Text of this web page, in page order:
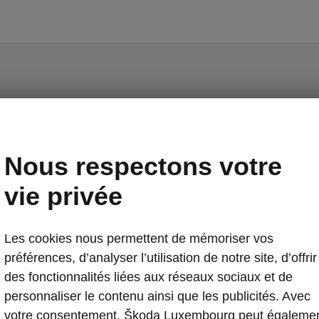
d’antivol
arrière électrique avec pédale virtuelle
du coffre dans l’habillage du hayon, 2 lampes
conducteur et passager avant réglables électriquement
Nous respectons votre
vie privée
Les cookies nous permettent de mémoriser vos
préférences, d’analyser l’utilisation de notre site, d’offrir
des fonctionnalités liées aux réseaux sociaux et de
personnaliser le contenu ainsi que les publicités. Avec
votre consentement, Škoda Luxembourg peut